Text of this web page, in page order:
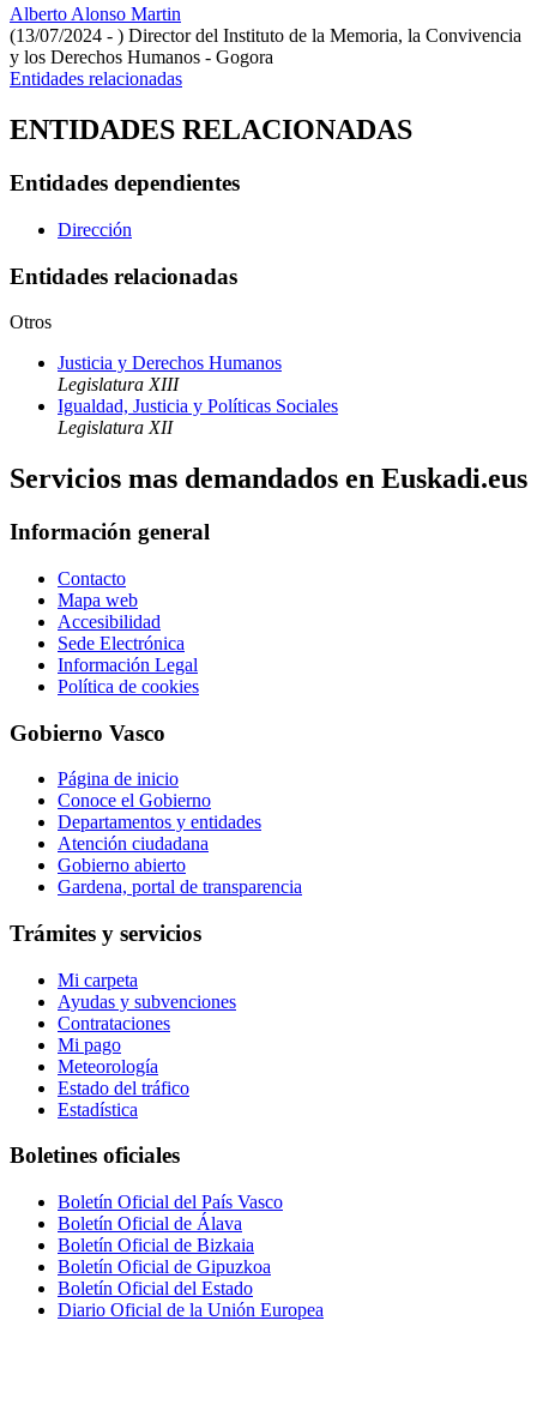
Alberto Alonso Martin
(13/07/2024 - ) Director del Instituto de la Memoria, la Convivencia
y los Derechos Humanos - Gogora
Entidades relacionadas
ENTIDADES RELACIONADAS
Entidades dependientes
Dirección
Entidades relacionadas
Otros
Justicia y Derechos Humanos
Legislatura XIII
Igualdad, Justicia y Políticas Sociales
Legislatura XII
Servicios mas demandados en Euskadi.eus
Información general
Contacto
Mapa web
Accesibilidad
Sede Electrónica
Información Legal
Política de cookies
Gobierno Vasco
Página de inicio
Conoce el Gobierno
Departamentos y entidades
Atención ciudadana
Gobierno abierto
Gardena, portal de transparencia
Trámites y servicios
Mi carpeta
Ayudas y subvenciones
Contrataciones
Mi pago
Meteorología
Estado del tráfico
Estadística
Boletines oficiales
Boletín Oficial del País Vasco
Boletín Oficial de Álava
Boletín Oficial de Bizkaia
Boletín Oficial de Gipuzkoa
Boletín Oficial del Estado
Diario Oficial de la Unión Europea